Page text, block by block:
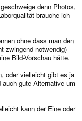
denn Photos,
brauche ich
ohne dass man den
zwingend notwendig)
Bild-Vorschau hätte.
oder vielleicht gibt es ja
gute Alternative um
kann der Eine oder